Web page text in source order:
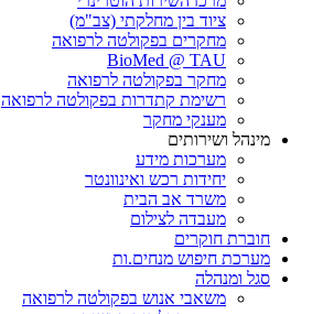
ציוד בין מחלקתי (צב"מ)
מחקרים בפקולטה לרפואה
BioMed @ TAU
מחקר בפקולטה לרפואה
רשימת קתדרות בפקולטה לרפואה
מענקי מחקר
מינהל ושירותים
מערכות מידע
יחידות רכש ואינוונטר
משרד אב הבית
מעבדה לצילום
חוברת חוקרים
מערכת חיפוש מנחים.ות
סגל ומנהלה
משאבי אנוש בפקולטה לרפואה